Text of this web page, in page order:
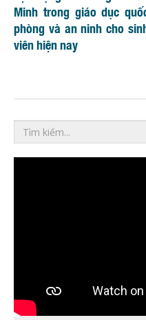
Minh trong giáo dục
phòng và an ninh cho
viên hiện nay